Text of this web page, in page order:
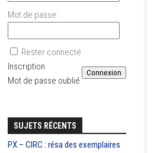
Mot de passe:
Rester connecté
Connexion
Inscription
Mot de passe oublié
SUJETS RÉCENTS
PX – CIRC : résa des exemplaires